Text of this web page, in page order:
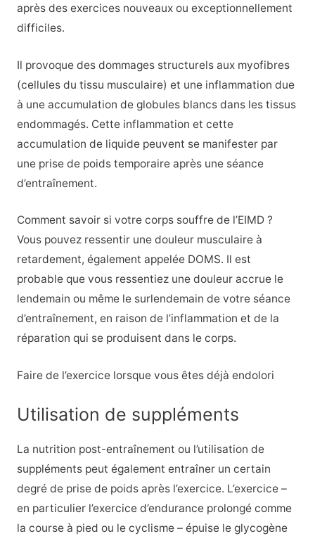
après des exercices nouveaux ou exceptionnellement
difficiles.
Il provoque des dommages structurels aux myofibres
(cellules du tissu musculaire) et une inflammation due
à une accumulation de globules blancs dans les tissus
endommagés. Cette inflammation et cette
accumulation de liquide peuvent se manifester par
une prise de poids temporaire après une séance
d’entraînement.
Comment savoir si votre corps souffre de l’EIMD ?
Vous pouvez ressentir une douleur musculaire à
retardement, également appelée DOMS. Il est
probable que vous ressentiez une douleur accrue le
lendemain ou même le surlendemain de votre séance
d’entraînement, en raison de l’inflammation et de la
réparation qui se produisent dans le corps.
Faire de l’exercice lorsque vous êtes déjà endolori
Utilisation de suppléments
La nutrition post-entraînement ou l’utilisation de
suppléments peut également entraîner un certain
degré de prise de poids après l’exercice. L’exercice –
en particulier l’exercice d’endurance prolongé comme
la course à pied ou le cyclisme – épuise le glycogène